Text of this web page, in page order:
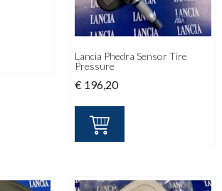
Lancia Phedra Sensor Tire
Pressure
€ 196,20